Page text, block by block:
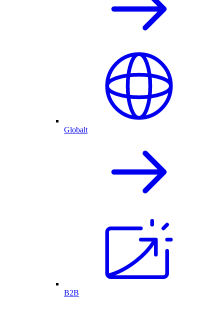
Globalt
B2B